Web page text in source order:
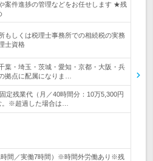
案件進捗の管理などをお任せします ★残
しくは税理士事務所での相続税の実務
士資格
葉・埼玉・茨城・愛知・京都・大阪・兵
拠点に配属になりま…
定残業代（月／40時間分：10万5,300円
。※超過した場合は…
時間／実働7時間）※時間外労働あり※残